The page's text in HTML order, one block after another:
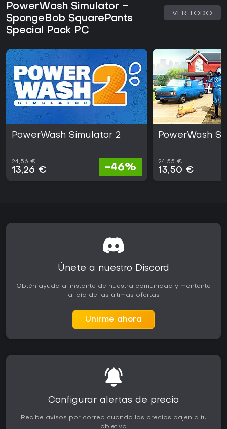
PowerWash Simulator –
SpongeBob SquarePants
Special Pack PC
VER TODO
PowerWash Simulator 2
24,56 €
13,26 € -46%
PowerWash
24,55 €
13,50 €
Únete a nuestro Discord
Obtén ayuda al instante de nuestra comunidad y mantente
al día de las últimas ofertas
Unirme ahora
Configurar alertas de precio
Recibe avisos por correo cuando los precios bajen a tu
objetivo